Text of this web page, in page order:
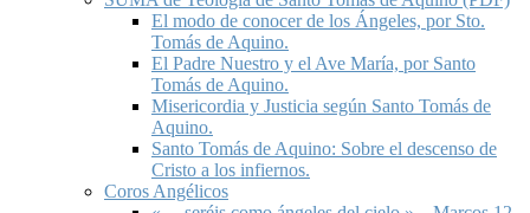
El modo de conocer de los Ángeles, por Sto.
Tomás de Aquino.
El Padre Nuestro y el Ave María, por Santo
Tomás de Aquino.
Misericordia y Justicia según Santo Tomás de
Aquino.
Santo Tomás de Aquino: Sobre el descenso de
Cristo a los infiernos.
Coros Angélicos